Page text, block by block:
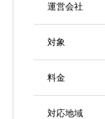
運営会社
対象
料金
対応地域